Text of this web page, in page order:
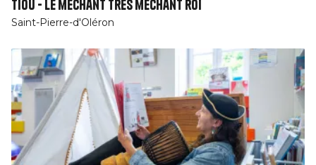
Tiou - Le méchant très méchant roi
Saint-Pierre-d'Oléron